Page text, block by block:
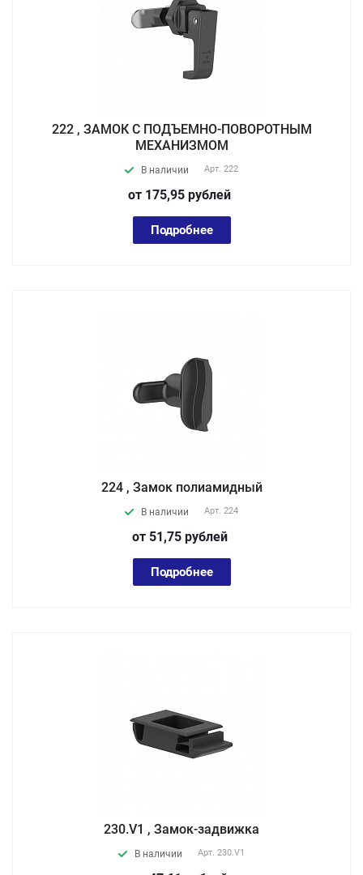
222 , ЗАМОК С ПОДЪЕМНО-ПОВОРОТНЫМ
МЕХАНИЗМОМ
В наличии Арт. 222
от 175,95 рублей
Подробнее
224 , Замок полиамидный
В наличии Арт. 224
от 51,75 рублей
Подробнее
230.V1 , Замок-задвижка
В наличии Арт. 230.V1